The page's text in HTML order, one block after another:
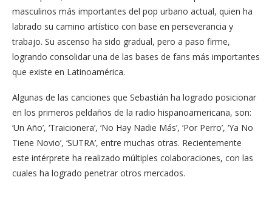
masculinos más importantes del pop urbano actual, quien ha
labrado su camino artístico con base en perseverancia y
trabajo. Su ascenso ha sido gradual, pero a paso firme,
logrando consolidar una de las bases de fans más importantes
que existe en Latinoamérica.
Algunas de las canciones que Sebastián ha logrado posicionar
en los primeros peldaños de la radio hispanoamericana, son:
‘Un Año’, ‘Traicionera’, ‘No Hay Nadie Más’, ‘Por Perro’, ‘Ya No
Tiene Novio’, ‘SUTRA’, entre muchas otras. Recientemente
este intérprete ha realizado múltiples colaboraciones, con las
cuales ha logrado penetrar otros mercados.